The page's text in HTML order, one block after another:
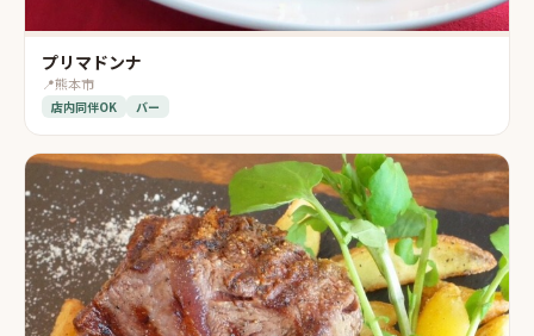
プリマドンナ
📍熊本市
店内同伴OK バー